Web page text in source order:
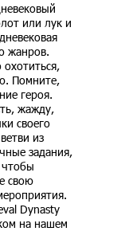
или лук и
жанров.
Помните,
героя.
жажду,
своего
из
задания,
чтобы
свою
Dynasty
на нашем